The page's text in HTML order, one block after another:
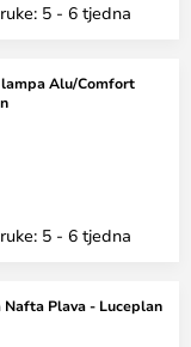
5 - 6 tjedna
Alu/Comfort
5 - 6 tjedna
Nafta Plava - Luceplan